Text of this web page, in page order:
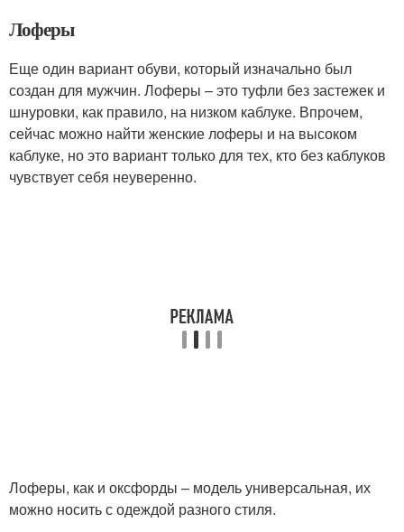
Лоферы
Еще один вариант обуви, который изначально был
создан для мужчин. Лоферы – это туфли без застежек и
шнуровки, как правило, на низком каблуке. Впрочем,
сейчас можно найти женские лоферы и на высоком
каблуке, но это вариант только для тех, кто без каблуков
чувствует себя неуверенно.
Лоферы, как и оксфорды – модель универсальная, их
можно носить с одеждой разного стиля.